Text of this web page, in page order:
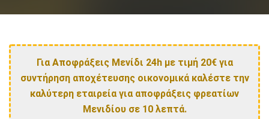
Για Αποφράξεις Μενίδι 24h με τιμή 20€ για
συντήρηση αποχέτευσης οικονομικά καλέστε την
καλύτερη εταιρεία για αποφράξεις φρεατίων
Μενιδίου σε 10 λεπτά.